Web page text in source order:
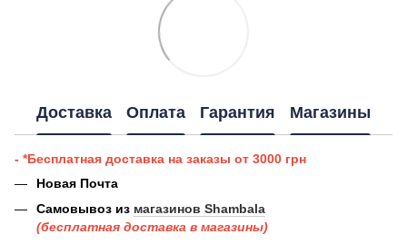
Доставка Оплата Гарантия Магазины
- *Бесплатная доставка на заказы от 3000 грн
Новая Почта
Самовывоз из магазинов Shambala
(бесплатная доставка в магазины)